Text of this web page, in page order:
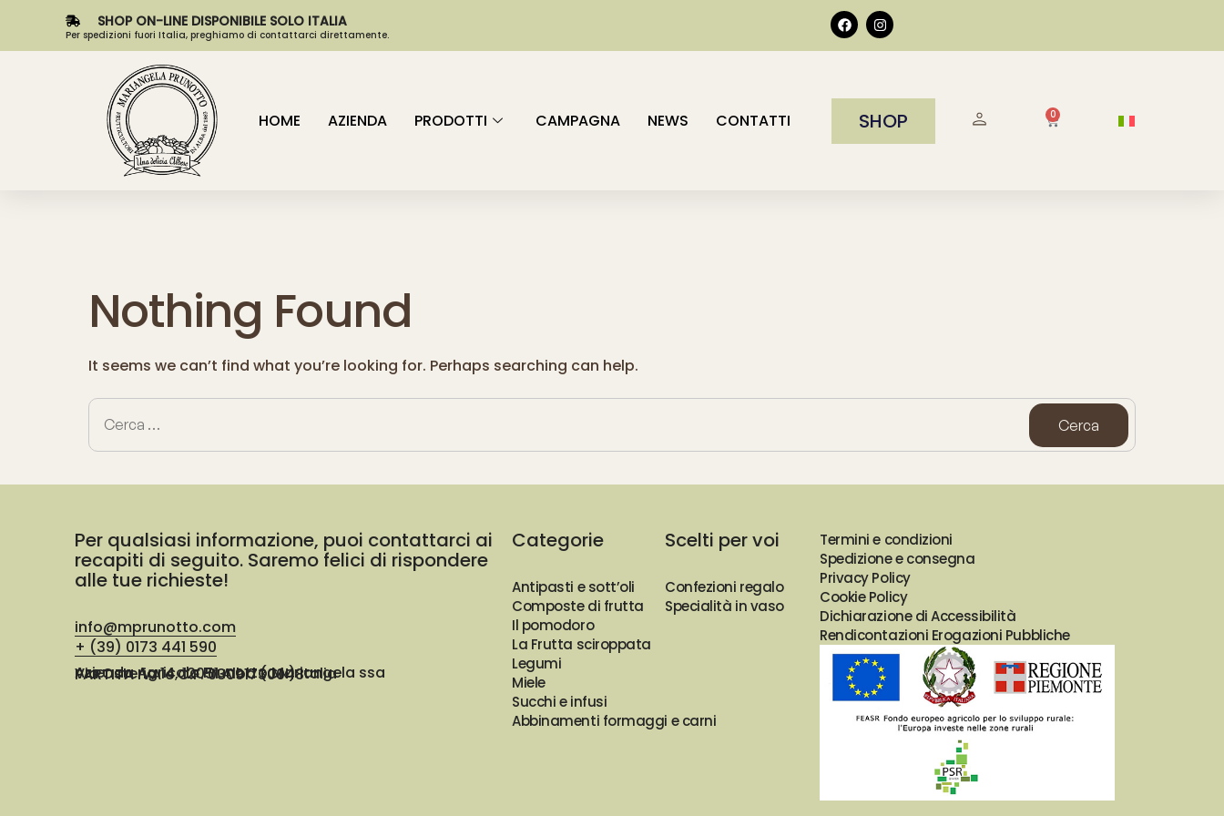
SHOP ON-LINE DISPONIBILE SOLO ITALIA
Per spedizioni fuori Italia, preghiamo di contattarci direttamente.
HOME AZIENDA PRODOTTI CAMPAGNA NEWS CONTATTI SHOP 0
Nothing Found
It seems we can’t find what you’re looking for. Perhaps searching can help.
Per qualsiasi informazione, puoi contattarci ai
recapiti di seguito. Saremo felici di rispondere
alle tue richieste!
info@mprunotto.com
+ (39) 0173 441 590
Azienda Agricola Prunotto Mariangela ssa
Via Osteria 14, 12051 Alba (CN) Italia
PARTITA IVA e C.F. 03091730048
Categorie
Antipasti e sott’oli
Composte di frutta
Il pomodoro
La Frutta sciroppata
Legumi
Miele
Succhi e infusi
Abbinamenti formaggi e carni
Scelti per voi
Confezioni regalo
Specialità in vaso
Termini e condizioni
Spedizione e consegna
Privacy Policy
Cookie Policy
Dichiarazione di Accessibilità
Rendicontazioni Erogazioni Pubbliche